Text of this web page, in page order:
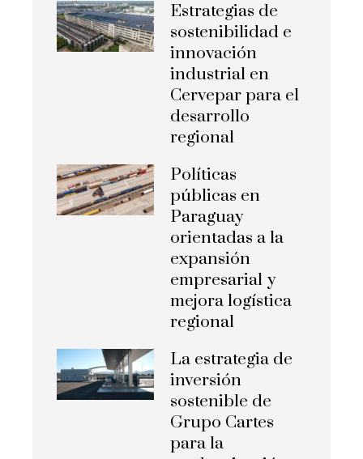
Estrategias de
sostenibilidad e
innovación
industrial en
Cervepar para el
desarrollo
regional
Políticas
públicas en
Paraguay
orientadas a la
expansión
empresarial y
mejora logística
regional
La estrategia de
inversión
sostenible de
Grupo Cartes
para la